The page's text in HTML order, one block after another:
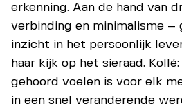
erkenning. Aan de hand van
verbinding en minimalisme –
inzicht in het persoonlijk
haar kijk op het sieraad. Kollé:
gehoord voelen is voor elk
in een snel veranderende